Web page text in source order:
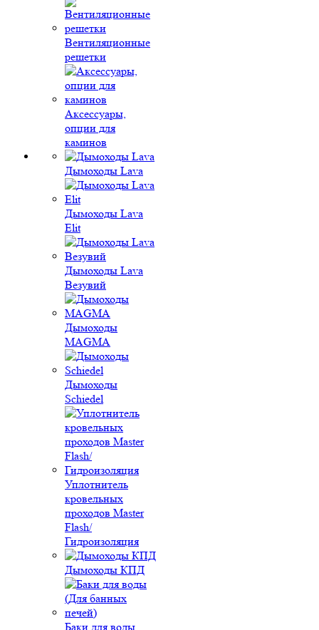
Вентиляционные
решетки
Аксессуары,
опции для
каминов
Дымоходы Lava
Дымоходы Lava
Elit
Дымоходы Lava
Везувий
Дымоходы
MAGMA
Дымоходы
Schiedel
Уплотнитель
кровельных
проходов Master
Flash/
Гидроизоляция
Дымоходы КПД
Баки для воды